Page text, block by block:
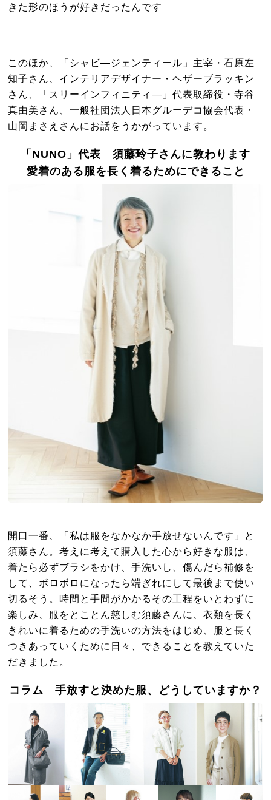
きた形のほうが好きだったんです
このほか、「シャビ―ジェンティール」主宰・石原左
知子さん、インテリアデザイナー・ヘザーブラッキン
さん、「スリーインフィニティ―」代表取締役・寺谷
真由美さん、一般社団法人日本グルーデコ協会代表・
山岡まさえさんにお話をうかがっています。
「NUNO」代表 須藤玲子さんに教わります
愛着のある服を長く着るためにできること
開口一番、「私は服をなかなか手放せないんです」と
須藤さん。考えに考えて購入した心から好きな服は、
着たら必ずブラシをかけ、手洗いし、傷んだら補修を
して、ボロボロになったら端ぎれにして最後まで使い
切るそう。時間と手間がかかるその工程をいとわずに
楽しみ、服をとことん慈しむ須藤さんに、衣類を長く
きれいに着るための手洗いの方法をはじめ、服と長く
つきあっていくために日々、できることを教えていた
だきました。
コラム 手放すと決めた服、どうしていますか？